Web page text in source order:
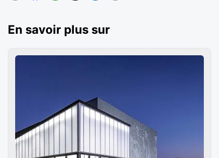
En savoir plus sur